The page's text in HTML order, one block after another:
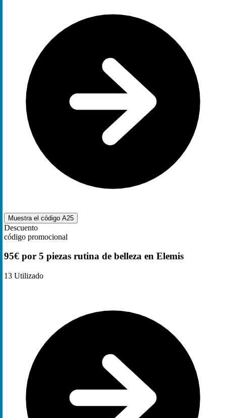
Muestra el código A25
Descuento
código promocional
95€ por 5 piezas rutina de belleza en Elemis
13 Utilizado